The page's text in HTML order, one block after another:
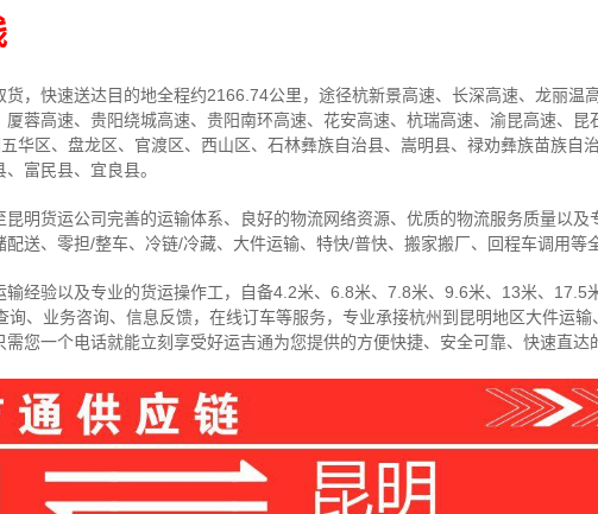
货，快速送达目的地全程约2166.74公里，途径杭新景高速、长深高速、龙丽温
蓉高速、贵阳绕城高速、贵阳南环高速、花安高速、杭瑞高速、渝昆高速、昆
华区、盘龙区、官渡区、西山区、石林彝族自治县、嵩明县、禄劝彝族苗族自
、富民县、宜良县。
明货运公司完善的运输体系、良好的物流网络资源、优质的物流服务质量以及
配送、零担/整车、冷链/冷藏、大件运输、特快/普快、搬家搬厂、回程车调用等
输经验以及专业的货运操作工，自备4.2米、6.8米、7.8米、9.6米、13米、17.5
、业务咨询、信息反馈，在线订车等服务， 专业承接杭州到昆明地区大件运
需您一个电话就能立刻享受好运吉通为您提供的方便快捷、安全可靠、快速直达